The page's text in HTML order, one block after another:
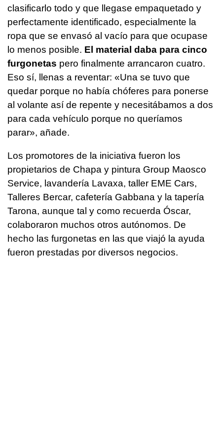
clasificarlo todo y que llegase empaquetado y
perfectamente identificado, especialmente la
ropa que se envasó al vacío para que ocupase
lo menos posible. El material daba para cinco
furgonetas pero finalmente arrancaron cuatro.
Eso sí, llenas a reventar: «Una se tuvo que
quedar porque no había chóferes para ponerse
al volante así de repente y necesitábamos a dos
para cada vehículo porque no queríamos
parar», añade.
Los promotores de la iniciativa fueron los
propietarios de Chapa y pintura Group Maosco
Service, lavandería Lavaxa, taller EME Cars,
Talleres Bercar, cafetería Gabbana y la tapería
Tarona, aunque tal y como recuerda Óscar,
colaboraron muchos otros autónomos. De
hecho las furgonetas en las que viajó la ayuda
fueron prestadas por diversos negocios.